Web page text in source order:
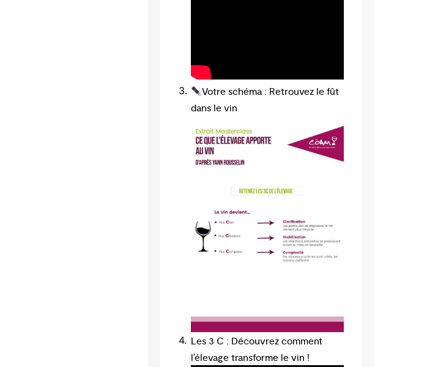
Votre schéma : Retrouvez le fût
dans le vin
Les 3 C : Découvrez comment
l’élevage transforme le vin !